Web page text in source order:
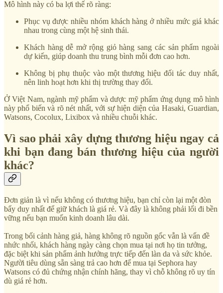
Mô hình này có ba lợi thế rõ ràng:
Phục vụ được nhiều nhóm khách hàng ở nhiều mức giá khác
nhau trong cùng một hệ sinh thái.
Khách hàng dễ mở rộng giỏ hàng sang các sản phẩm ngoài
dự kiến, giúp doanh thu trung bình mỗi đơn cao hơn.
Không bị phụ thuộc vào một thương hiệu đối tác duy nhất,
nên linh hoạt hơn khi thị trường thay đổi.
Ở Việt Nam, ngành mỹ phẩm và dược mỹ phẩm ứng dụng mô hình
này phổ biến và rõ nét nhất, với sự hiện diện của Hasaki, Guardian,
Watsons, Cocolux, Lixibox và nhiều chuỗi khác.
Vì sao phải xây dựng thương hiệu ngay cả
khi bạn đang bán thương hiệu của người
khác?
Đơn giản là vì nếu không có thương hiệu, bạn chỉ còn lại một đòn
bẩy duy nhất để giữ khách là giá rẻ. Và đây là không phải lối đi bền
vững nếu bạn muốn kinh doanh lâu dài.
Trong bối cảnh hàng giả, hàng không rõ nguồn gốc vẫn là vấn đề
nhức nhối, khách hàng ngày càng chọn mua tại nơi họ tin tưởng,
đặc biệt khi sản phẩm ảnh hưởng trực tiếp đến làn da và sức khỏe.
Người tiêu dùng sẵn sàng trả cao hơn để mua tại Sephora hay
Watsons có đủ chứng nhận chính hãng, thay vì chỗ không rõ uy tín
dù giá rẻ hơn.